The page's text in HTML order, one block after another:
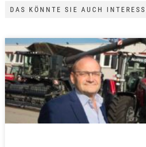
DAS KÖNNTE SIE AUCH